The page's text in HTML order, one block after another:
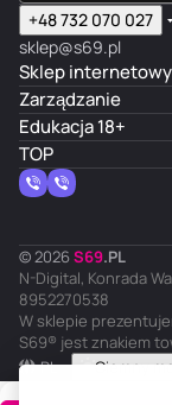
+48 732 070 027
sklep@s69.pl
Sklep internetowy
Zarządzanie
Edukacja 18+
TOP
© 2026 S69.PL
N-Digital, Konrada
8952270538
W sklepie
S69® jest znakiem
PL
Ciemny